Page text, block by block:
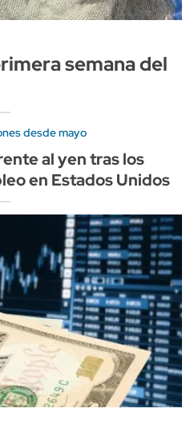
semana del
desde mayo
al yen tras los
en Estados Unidos